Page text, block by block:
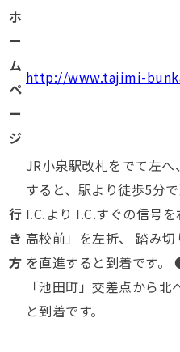
ホ
ー
ム
ペ
ー
ジ
http://www.tajimi-
行
き
方
JR小泉駅改札をでて左
すると、駅より徒歩5分
I.C.より I.C.すぐの信号
高校前」を左折、 踏み切
を直進すると到着です
「池田町」交差点から
と到着です。